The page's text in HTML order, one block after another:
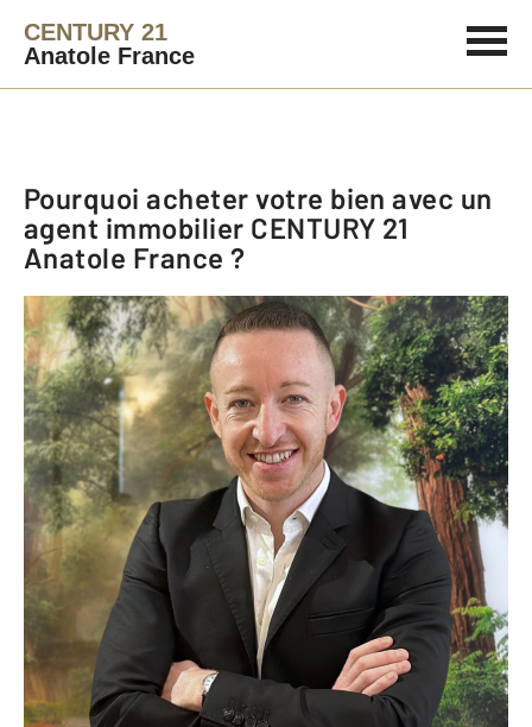
CENTURY 21
Anatole France
Pourquoi acheter votre bien avec un
agent immobilier CENTURY 21
Anatole France ?